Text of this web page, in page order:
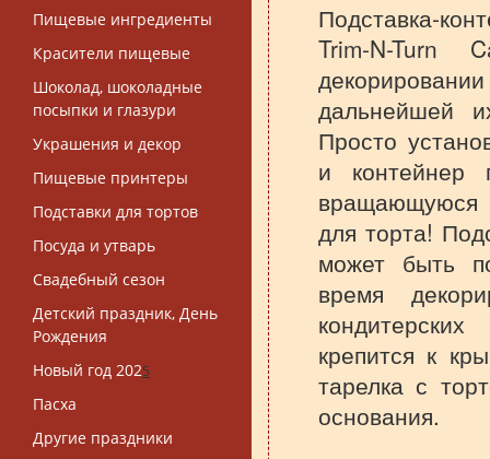
Пищевые ингредиенты
Красители пищевые
Шоколад, шоколадные
посыпки и глазури
Украшения и декор
Пищевые принтеры
Подставки для тортов
Посуда и утварь
Свадебный сезон
Детский праздник, День
Рождения
Новый год 2025
Пасха
Другие праздники
Подставка-
Trim-N-Turn
дальнейшей
Просто
и контейнер
вращающуюся
для торта!
может быть
время
крепится к
тарелка с
основания.